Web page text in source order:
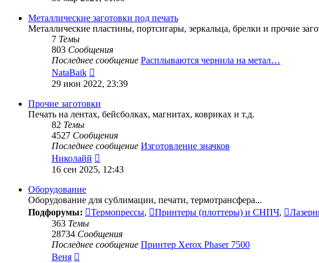
последнему
сообщению
Металлические заготовки под печать
Металлические пластины, портсигары, зеркальца, брелки и прочие
7 Темы
803 Сообщения
Последнее сообщение Расплываются чернила на метал…
NataBaik
к
последнему
сообщению
29 июн 2022, 23:39
Прочие заготовки
Печать на лентах, бейсболках, магнитах, ковриках и т.д.
82 Темы
4527 Сообщения
Последнее сообщение Изготовление значков
Николайй
к
16 сен 2025, 12:43
Оборудование
Оборудование для сублимации, печати, термотрансфера...
Подфорумы:
Термопрессы, Принтеры (плоттеры) и СНПЧ,
363 Темы
28734 Сообщения
Последнее сообщение Принтер Xerox Phaser 7500
Веня